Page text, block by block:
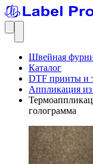
Швейная
Каталог
DTF принты и
Аппликация из
голограмма